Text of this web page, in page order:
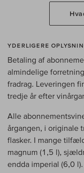
YDERLIGERE
Betaling af
almindelige
fradrag. Leveringen
tredje år efter
Alle
årgangen, i originale
flasker. I mange
magnum (1,5 l),
endda imperial (6,0 l).